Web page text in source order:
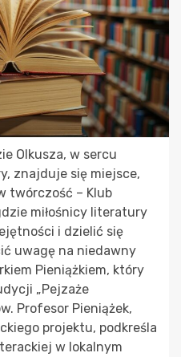
Olkusza, w sercu
znajduje się miejsce,
twórczość – Klub
miłośnicy literatury
i dzielić się
uwagę na niedawny
Pieniążkiem, który
„Pejzaże
Profesor Pieniążek,
projektu, podkreśla
w lokalnym